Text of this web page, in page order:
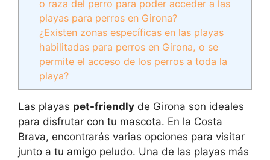
o raza del perro para poder acceder a las
playas para perros en Girona?
¿Existen zonas específicas en las playas
habilitadas para perros en Girona, o se
permite el acceso de los perros a toda la
playa?
Las playas pet-friendly de Girona son ideales
para disfrutar con tu mascota. En la Costa
Brava, encontrarás varias opciones para visitar
junto a tu amigo peludo. Una de las playas más